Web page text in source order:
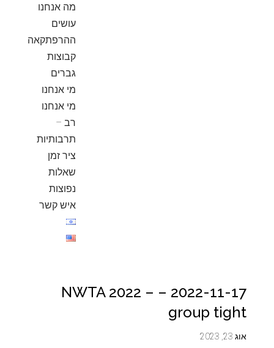
מה אנחנו
עושים
ההרפתקאה
קבוצות
גברים
מי אנחנו
מי אנחנו
רב –
תרבותיות
ציר זמן
שאלות
נפוצות
איש קשר
2022-11-17 – NWTA 2022 –
group tight
אוג 23, 2023